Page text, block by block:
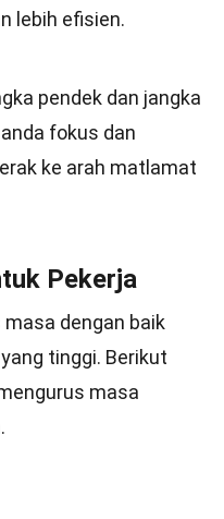
lebih efisien.
pendek dan jangka
fokus dan
ke arah matlamat
Pekerja
dengan baik
tinggi. Berikut
masa